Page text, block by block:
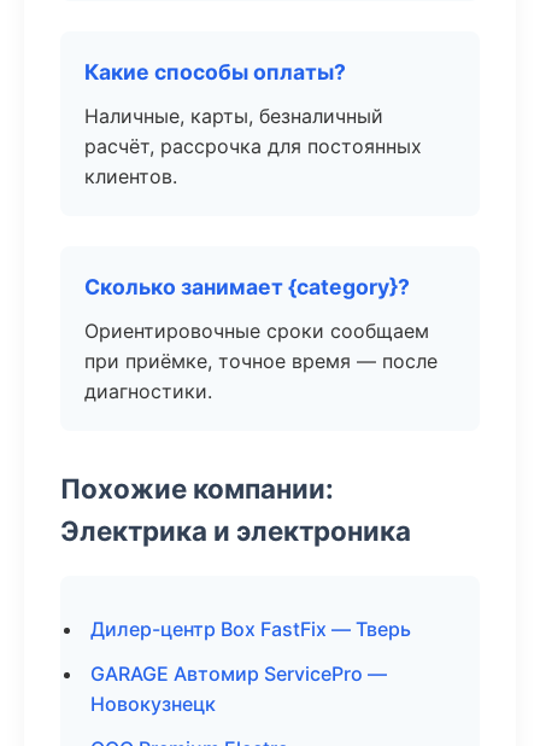
Какие способы оплаты?
Наличные, карты, безналичный
расчёт, рассрочка для постоянных
клиентов.
Сколько занимает {category}?
Ориентировочные сроки сообщаем
при приёмке, точное время — после
диагностики.
Похожие компании:
Электрика и электроника
Дилер-центр Box FastFix — Тверь
GARAGE Автомир ServicePro —
Новокузнецк